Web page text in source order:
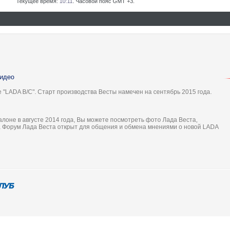
B/C". Старт производства Весты намечен на сентябрь 2015 года.
в августе 2014 года, Вы можете посмотреть фото Лада Веста,
Форум Лада Веста открыт для общения и обмена мнениями о новой LADA